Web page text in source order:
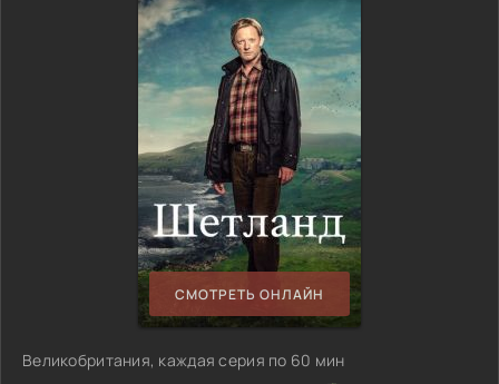
СМОТРЕТЬ ОНЛАЙН
Великобритания, каждая серия по 60 мин